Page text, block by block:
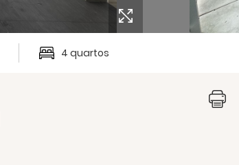
4 quartos